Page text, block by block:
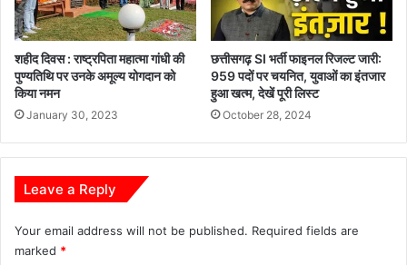
शहीद दिवस : राष्ट्रपिता महात्मा गांधी की
पुण्यतिथि पर उनके अमूल्य योगदान को
किया नमन
January 30, 2023
छत्तीसगढ़ SI भर्ती फाइनल रिजल्ट जारी:
959 पदों पर चयनित, युवाओं का इंतजार
हुआ खत्म, देखें पूरी लिस्ट
October 28, 2024
Leave a Reply
Your email address will not be published. Required fields are
marked *